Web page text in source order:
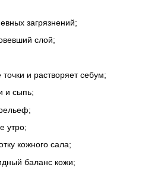
загрязнений;
слой;
и растворяет себум;
и сыпь;
утро;
кожного сала;
баланс кожи;